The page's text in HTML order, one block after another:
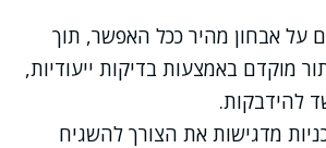
על אבחון מהיר ככל האפשר, תוך
מוקדם באמצעות בדיקות ייעודיות,
להידבקות.
מדגישות את הצורך להשגיח